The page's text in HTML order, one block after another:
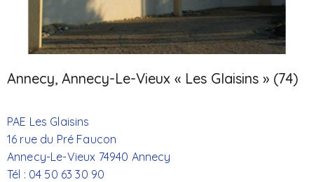
Annecy, Annecy-Le-Vieux « Les Glaisins » (74)
PAE Les Glaisins
16 rue du Pré Faucon
Annecy-Le-Vieux 74940 Annecy
Tél : 04 50 63 30 90